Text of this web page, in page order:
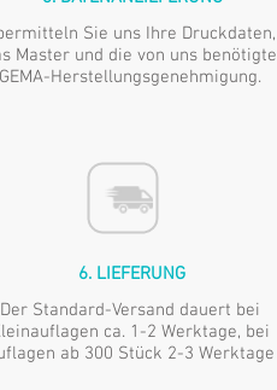
Sie uns Ihre Druckdaten,
Master und die von uns benötigte
GEMA-Herstellungsgenehmigung.
6. LIEFERUNG
Der Standard-Versand dauert bei
ca. 1-2 Werktage, bei
ab 300 Stück 2-3 Werktage